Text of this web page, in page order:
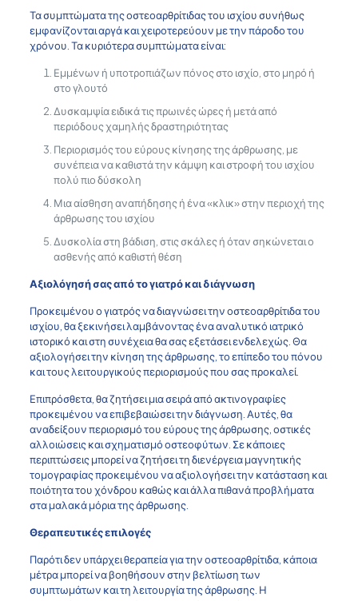
Τα συμπτώματα της οστεοαρθρίτιδας του ισχίου συνήθως
εμφανίζονται αργά και χειροτερεύουν με την πάροδο του
χρόνου. Τα κυριότερα συμπτώματα είναι:
Εμμένων ή υποτροπιάζων πόνος στο ισχίο, στο μηρό ή
στο γλουτό
Δυσκαμψία ειδικά τις πρωινές ώρες ή μετά από
περιόδους χαμηλής δραστηριότητας
Περιορισμός του εύρους κίνησης της άρθρωσης, με
συνέπεια να καθιστά την κάμψη και στροφή του ισχίου
πολύ πιο δύσκολη
Μια αίσθηση αναπήδησης ή ένα «κλικ» στην περιοχή της
άρθρωσης του ισχίου
Δυσκολία στη βάδιση, στις σκάλες ή όταν σηκώνεται ο
ασθενής από καθιστή θέση
Αξιολόγησή σας από το γιατρό και διάγνωση
Προκειμένου ο γιατρός να διαγνώσει την οστεοαρθρίτιδα του
ισχίου, θα ξεκινήσει λαμβάνοντας ένα αναλυτικό ιατρικό
ιστορικό και στη συνέχεια θα σας εξετάσει ενδελεχώς. Θα
αξιολογήσει την κίνηση της άρθρωσης, το επίπεδο του πόνου
και τους λειτουργικούς περιορισμούς που σας προκαλεί.
Επιπρόσθετα, θα ζητήσει μια σειρά από ακτινογραφίες
προκειμένου να επιβεβαιώσει την διάγνωση. Αυτές, θα
αναδείξουν περιορισμό του εύρους της άρθρωσης, οστικές
αλλοιώσεις και σχηματισμό οστεοφύτων. Σε κάποιες
περιπτώσεις μπορεί να ζητήσει τη διενέργεια μαγνητικής
τομογραφίας προκειμένου να αξιολογήσει την κατάσταση και
ποιότητα του χόνδρου καθώς και άλλα πιθανά προβλήματα
στα μαλακά μόρια της άρθρωσης.
Θεραπευτικές επιλογές
Παρότι δεν υπάρχει θεραπεία για την οστεοαρθρίτιδα, κάποια
μέτρα μπορεί να βοηθήσουν στην βελτίωση των
συμπτωμάτων και τη λειτουργία της άρθρωσης. Η